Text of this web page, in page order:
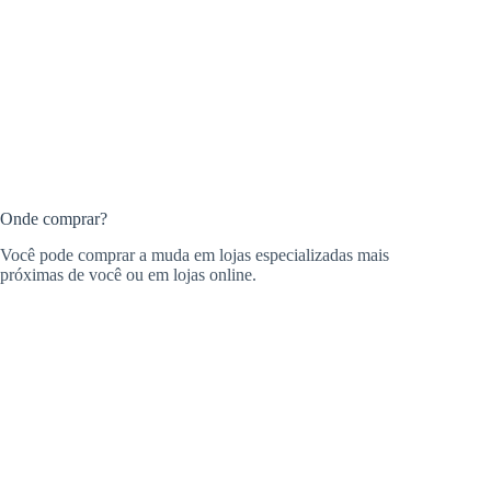
Onde comprar?
Você pode comprar a muda em lojas especializadas mais
próximas de você ou em lojas online.